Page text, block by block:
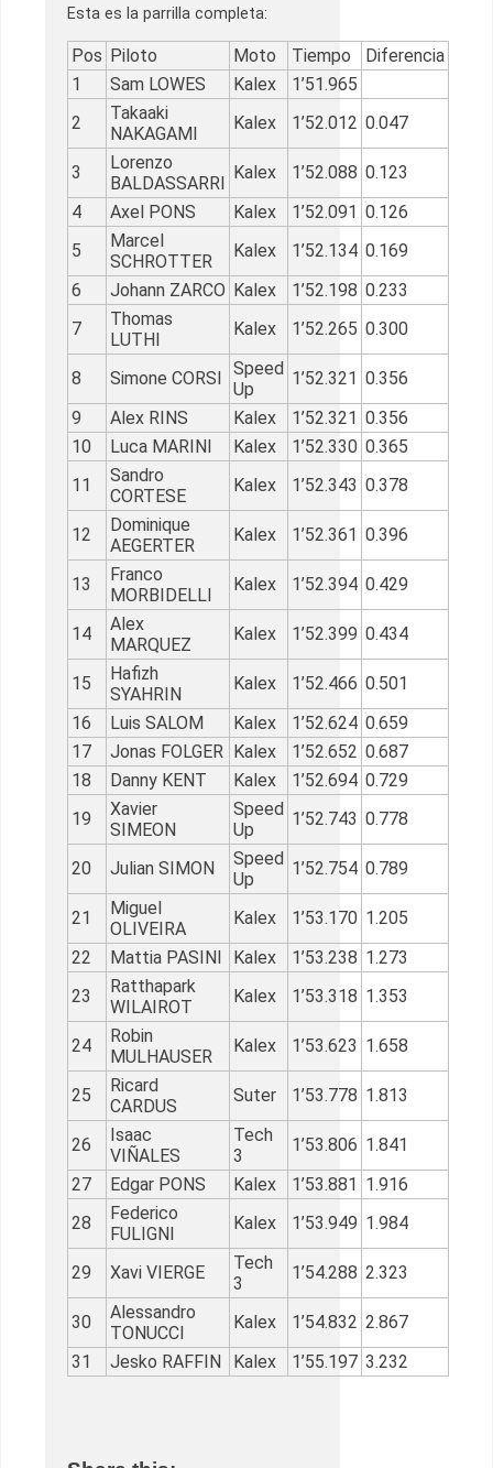
Esta es la parrilla completa:
Pos Piloto Moto Tiempo
Diferencia
1
Sam LOWES Kalex
1’51.965
2
Takaaki
NAKAGAMI
Kalex 1’52.012 0.047
3
Lorenzo
BALDASSARRI
Kalex 1’52.088 0.123
4
Axel PONS Kalex 1’52.091 0.126
5
Marcel
SCHROTTER
Kalex 1’52.134 0.169
6
Johann ZARCO Kalex 1’52.198 0.233
7
Thomas
LUTHI
Kalex 1’52.265 0.300
8 Simone CORSI
Speed
Up
1’52.321 0.356
9
Alex RINS Kalex 1’52.321 0.356
10
Luca MARINI Kalex 1’52.330 0.365
11
Sandro
CORTESE
Kalex 1’52.343 0.378
12
Dominique
AEGERTER
Kalex 1’52.361 0.396
13
Franco
MORBIDELLI
Kalex 1’52.394 0.429
14
Alex
MARQUEZ
Kalex 1’52.399 0.434
15
Hafizh
SYAHRIN
Kalex 1’52.466 0.501
16
Luis SALOM Kalex 1’52.624 0.659
17
Jonas FOLGER Kalex 1’52.652 0.687
18
Danny KENT Kalex 1’52.694 0.729
19
Xavier
SIMEON
Speed
Up
1’52.743 0.778
20 Julian SIMON
Speed
Up
1’52.754 0.789
21
Miguel
OLIVEIRA
Kalex 1’53.170 1.205
22
Mattia PASINI Kalex 1’53.238 1.273
23
Ratthapark
WILAIROT
Kalex 1’53.318 1.353
24
Robin
MULHAUSER
Kalex 1’53.623 1.658
25
Ricard
CARDUS
Suter 1’53.778 1.813
26
Isaac
VIÑALES
Tech
3
1’53.806 1.841
27
Edgar PONS Kalex 1’53.881 1.916
28
Federico
FULIGNI
Kalex 1’53.949 1.984
29 Xavi VIERGE
Tech
3
1’54.288 2.323
30
Alessandro
TONUCCI
Kalex 1’54.832 2.867
31
Jesko RAFFIN Kalex 1’55.197 3.232